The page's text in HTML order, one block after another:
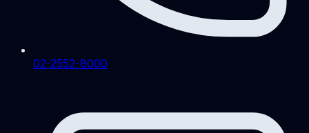
02-2552-8000